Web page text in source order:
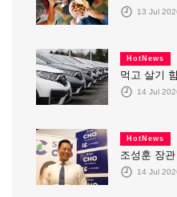
13 Jul
HotNews
먹고 살기
14 Jul
HotNews
조성훈 장
14 Jul